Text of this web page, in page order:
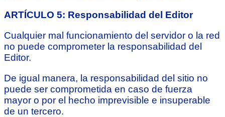
ARTÍCULO 5: Responsabilidad del Editor
Cualquier mal funcionamiento del servidor o la red
no puede comprometer la responsabilidad del
Editor.
De igual manera, la responsabilidad del sitio no
puede ser comprometida en caso de fuerza
mayor o por el hecho imprevisible e insuperable
de un tercero.